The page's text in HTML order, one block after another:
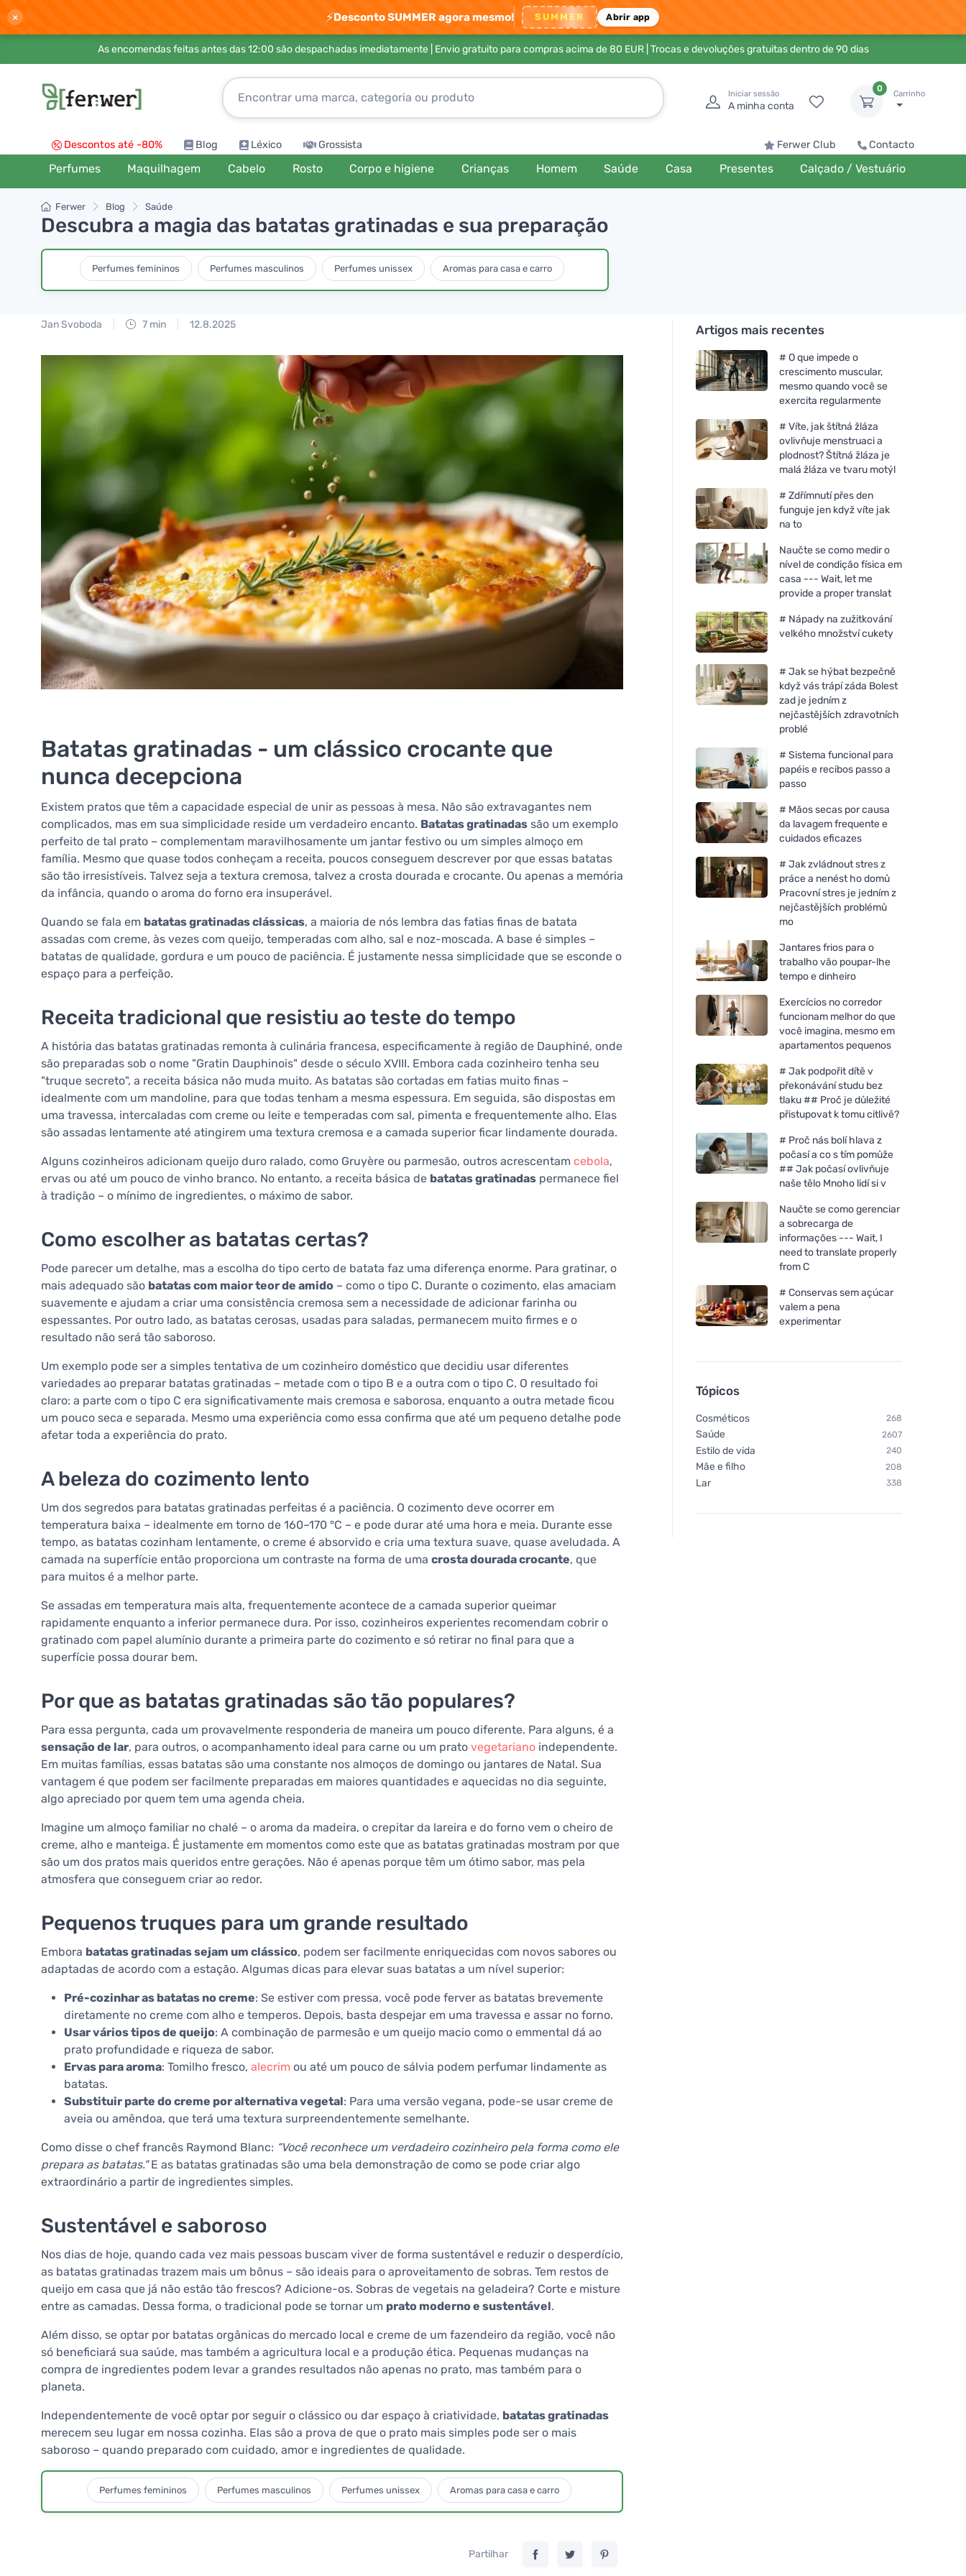
× ⚡Desconto SUMMER agora mesmo! SUMMER Abrir app
As encomendas feitas antes das 12:00 são despachadas imediatamente | Envio gratuito para compras acima de 80 EUR| Trocas e devoluções gratuitas dentro de 90 dias
Iniciar sessão
A minha conta
0
Carrinho
Descontos até -80% Blog Léxico Grossista Ferwer Club Contacto
Perfumes Maquilhagem Cabelo Rosto Corpo e higiene Crianças Homem Saúde Casa Presentes Calçado / Vestuário
Ferwer Blog Saúde
Descubra a magia das batatas gratinadas e sua preparação
Perfumes femininos Perfumes masculinos Perfumes unissex Aromas para casa e carro
Jan Svoboda 7 min 12.8.2025
Batatas gratinadas - um clássico crocante que
nunca decepciona
Existem pratos que têm a capacidade especial de unir as pessoas à mesa. Não são extravagantes nem
complicados, mas em sua simplicidade reside um verdadeiro encanto. Batatas gratinadas são um exemplo
perfeito de tal prato – complementam maravilhosamente um jantar festivo ou um simples almoço em
família. Mesmo que quase todos conheçam a receita, poucos conseguem descrever por que essas batatas
são tão irresistíveis. Talvez seja a textura cremosa, talvez a crosta dourada e crocante. Ou apenas a memória
da infância, quando o aroma do forno era insuperável.
Quando se fala em batatas gratinadas clássicas, a maioria de nós lembra das fatias finas de batata
assadas com creme, às vezes com queijo, temperadas com alho, sal e noz-moscada. A base é simples –
batatas de qualidade, gordura e um pouco de paciência. É justamente nessa simplicidade que se esconde o
espaço para a perfeição.
Receita tradicional que resistiu ao teste do tempo
A história das batatas gratinadas remonta à culinária francesa, especificamente à região de Dauphiné, onde
são preparadas sob o nome "Gratin Dauphinois" desde o século XVIII. Embora cada cozinheiro tenha seu
"truque secreto", a receita básica não muda muito. As batatas são cortadas em fatias muito finas –
idealmente com um mandoline, para que todas tenham a mesma espessura. Em seguida, são dispostas em
uma travessa, intercaladas com creme ou leite e temperadas com sal, pimenta e frequentemente alho. Elas
são assadas lentamente até atingirem uma textura cremosa e a camada superior ficar lindamente dourada.
Alguns cozinheiros adicionam queijo duro ralado, como Gruyère ou parmesão, outros acrescentam cebola,
ervas ou até um pouco de vinho branco. No entanto, a receita básica de batatas gratinadas permanece fiel
à tradição – o mínimo de ingredientes, o máximo de sabor.
Como escolher as batatas certas?
Pode parecer um detalhe, mas a escolha do tipo certo de batata faz uma diferença enorme. Para gratinar, o
mais adequado são batatas com maior teor de amido – como o tipo C. Durante o cozimento, elas amaciam
suavemente e ajudam a criar uma consistência cremosa sem a necessidade de adicionar farinha ou
espessantes. Por outro lado, as batatas cerosas, usadas para saladas, permanecem muito firmes e o
resultado não será tão saboroso.
Um exemplo pode ser a simples tentativa de um cozinheiro doméstico que decidiu usar diferentes
variedades ao preparar batatas gratinadas – metade com o tipo B e a outra com o tipo C. O resultado foi
claro: a parte com o tipo C era significativamente mais cremosa e saborosa, enquanto a outra metade ficou
um pouco seca e separada. Mesmo uma experiência como essa confirma que até um pequeno detalhe pode
afetar toda a experiência do prato.
A beleza do cozimento lento
Um dos segredos para batatas gratinadas perfeitas é a paciência. O cozimento deve ocorrer em
temperatura baixa – idealmente em torno de 160–170 °C – e pode durar até uma hora e meia. Durante esse
tempo, as batatas cozinham lentamente, o creme é absorvido e cria uma textura suave, quase aveludada. A
camada na superfície então proporciona um contraste na forma de uma crosta dourada crocante, que
para muitos é a melhor parte.
Se assadas em temperatura mais alta, frequentemente acontece de a camada superior queimar
rapidamente enquanto a inferior permanece dura. Por isso, cozinheiros experientes recomendam cobrir o
gratinado com papel alumínio durante a primeira parte do cozimento e só retirar no final para que a
superfície possa dourar bem.
Por que as batatas gratinadas são tão populares?
Para essa pergunta, cada um provavelmente responderia de maneira um pouco diferente. Para alguns, é a
sensação de lar, para outros, o acompanhamento ideal para carne ou um prato vegetariano independente.
Em muitas famílias, essas batatas são uma constante nos almoços de domingo ou jantares de Natal. Sua
vantagem é que podem ser facilmente preparadas em maiores quantidades e aquecidas no dia seguinte,
algo apreciado por quem tem uma agenda cheia.
Imagine um almoço familiar no chalé – o aroma da madeira, o crepitar da lareira e do forno vem o cheiro de
creme, alho e manteiga. É justamente em momentos como este que as batatas gratinadas mostram por que
são um dos pratos mais queridos entre gerações. Não é apenas porque têm um ótimo sabor, mas pela
atmosfera que conseguem criar ao redor.
Pequenos truques para um grande resultado
Embora batatas gratinadas sejam um clássico, podem ser facilmente enriquecidas com novos sabores ou
adaptadas de acordo com a estação. Algumas dicas para elevar suas batatas a um nível superior:
Pré-cozinhar as batatas no creme: Se estiver com pressa, você pode ferver as batatas brevemente
diretamente no creme com alho e temperos. Depois, basta despejar em uma travessa e assar no forno.
Usar vários tipos de queijo: A combinação de parmesão e um queijo macio como o emmental dá ao
prato profundidade e riqueza de sabor.
Ervas para aroma: Tomilho fresco, alecrim ou até um pouco de sálvia podem perfumar lindamente as
batatas.
Substituir parte do creme por alternativa vegetal: Para uma versão vegana, pode-se usar creme de
aveia ou amêndoa, que terá uma textura surpreendentemente semelhante.
Como disse o chef francês Raymond Blanc: “Você reconhece um verdadeiro cozinheiro pela forma como ele
prepara as batatas."E as batatas gratinadas são uma bela demonstração de como se pode criar algo
extraordinário a partir de ingredientes simples.
Sustentável e saboroso
Nos dias de hoje, quando cada vez mais pessoas buscam viver de forma sustentável e reduzir o desperdício,
as batatas gratinadas trazem mais um bônus – são ideais para o aproveitamento de sobras. Tem restos de
queijo em casa que já não estão tão frescos? Adicione-os. Sobras de vegetais na geladeira? Corte e misture
entre as camadas. Dessa forma, o tradicional pode se tornar um prato moderno e sustentável.
Além disso, se optar por batatas orgânicas do mercado local e creme de um fazendeiro da região, você não
só beneficiará sua saúde, mas também a agricultura local e a produção ética. Pequenas mudanças na
compra de ingredientes podem levar a grandes resultados não apenas no prato, mas também para o
planeta.
Independentemente de você optar por seguir o clássico ou dar espaço à criatividade, batatas gratinadas
merecem seu lugar em nossa cozinha. Elas são a prova de que o prato mais simples pode ser o mais
saboroso – quando preparado com cuidado, amor e ingredientes de qualidade.
Perfumes femininos Perfumes masculinos Perfumes unissex Aromas para casa e carro
Partilhar
Artigos mais recentes
# O que impede o
crescimento muscular,
mesmo quando você se
exercita regularmente
# Víte, jak štítná žláza
ovlivňuje menstruaci a
plodnost? Štítná žláza je
malá žláza ve tvaru motýl
# Zdřímnutí přes den
funguje jen když víte jak
na to
Naučte se como medir o
nível de condição física em
casa --- Wait, let me
provide a proper translat
# Nápady na zužitkování
velkého množství cukety
# Jak se hýbat bezpečně
když vás trápí záda Bolest
zad je jedním z
nejčastějších zdravotních
problé
# Sistema funcional para
papéis e recibos passo a
passo
# Mãos secas por causa
da lavagem frequente e
cuidados eficazes
# Jak zvládnout stres z
práce a nenést ho domů
Pracovní stres je jedním z
nejčastějších problémů
mo
Jantares frios para o
trabalho vão poupar-lhe
tempo e dinheiro
Exercícios no corredor
funcionam melhor do que
você imagina, mesmo em
apartamentos pequenos
# Jak podpořit dítě v
překonávání studu bez
tlaku ## Proč je důležité
přistupovat k tomu citlivě?
# Proč nás bolí hlava z
počasí a co s tím pomůže
## Jak počasí ovlivňuje
naše tělo Mnoho lidí si v
Naučte se como gerenciar
a sobrecarga de
informações --- Wait, I
need to translate properly
from C
# Conservas sem açúcar
valem a pena
experimentar
Tópicos
Cosméticos 268
Saúde 2607
Estilo de vida 240
Mãe e filho 208
Lar 338